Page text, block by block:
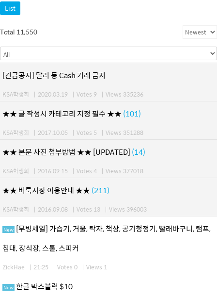
List
Total 11,550
[긴급공지] 달러 등 Cash 거래 금지
KSA학생회 | 2020.03.19 | Votes 9 | Views 335236
★★ 글 작성시 카테고리 지정 필수 ★★ (101)
KSA학생회 | 2017.10.05 | Votes 5 | Views 351288
★★ 본문 사진 첨부방법 ★★ [UPDATED] (14)
KSA학생회 | 2016.09.15 | Votes 4 | Views 377018
★★ 벼룩시장 이용안내 ★★ (211)
KSA학생회 | 2016.09.08 | Votes 13 | Views 396003
New [무빙세일] 가습기, 거울, 탁자, 책상, 공기청정기, 빨래바구니, 램프,
침대, 장식장, 스툴, 스피커
ZickHae | 21:25 | Votes 0 | Views 1
New 한글 박스블럭 $10